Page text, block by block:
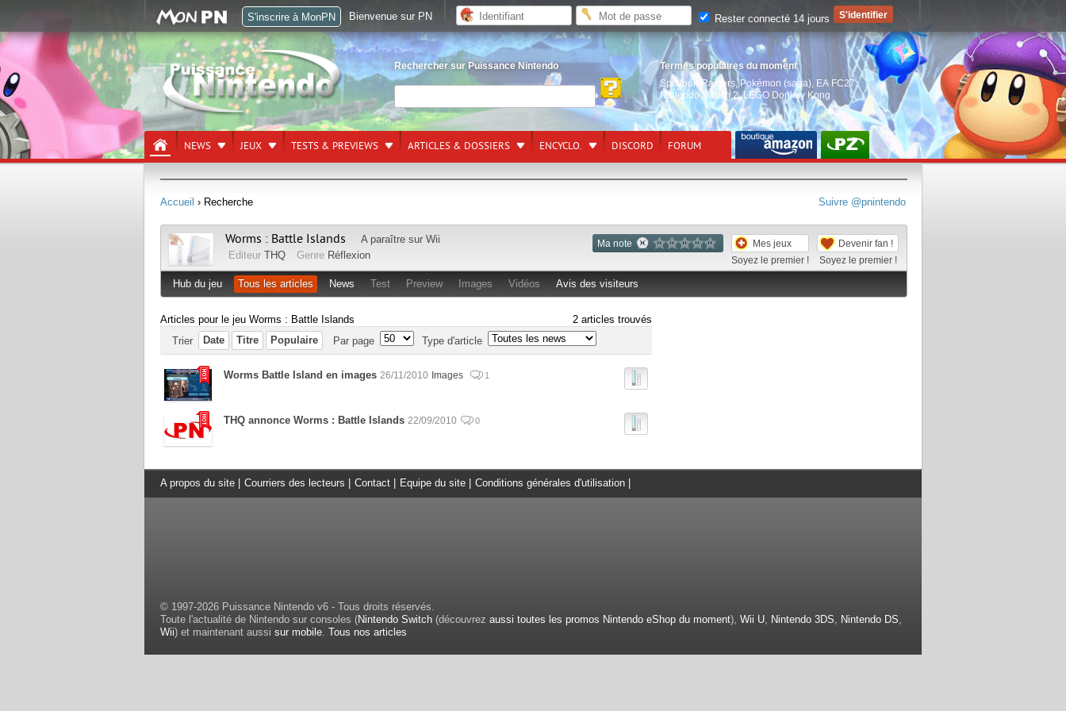
Rechercher sur Puissance Nintendo
Termes populaires du moment
Splatoon Raiders, Pokémon (saga) EA FC27,
Nintendo Switch 2,LEGO Donkey Kong
NEWS JEUX TESTS & PREVIEWS ARTICLES & DOSSIERS ENCYCLO. DISCORD FORUM
Suivre @pnintendo
Accueil › Recherche
Ma note
Mes jeux
Soyez le premier !
Devenir fan !
Soyez le premier !
Worms : Battle Islands A paraître sur Wii
Editeur THQ Genre Réflexion
Hub du jeu Tous les articles News Test Preview Images Vidéos Avis des visiteurs
Articles pour le jeu Worms : Battle Islands
2 articles trouvés
Trier
Date Titre Populaire Par page Type d'article
Worms Battle Island en images 26/11/2010 Images 1
THQ annonce Worms : Battle Islands 22/09/2010 0
A propos du site Courriers des lecteurs Contact Equipe du site Conditions générales d'utilisation
© 1997-2026 Puissance Nintendo v6 - Tous droits réservés.
Toute l'actualité de Nintendo sur consoles (Nintendo Switch (découvrez aussi toutes les promos Nintendo eShop du moment), Wii U, Nintendo 3DS, Nintendo DS,
Wii) et maintenant aussi sur mobile. Tous nos articles
S'inscrire à MonPN Bienvenue sur PN Rester connecté 14 jours